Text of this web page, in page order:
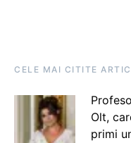
CELE MAI CITITE
Olt,
primi